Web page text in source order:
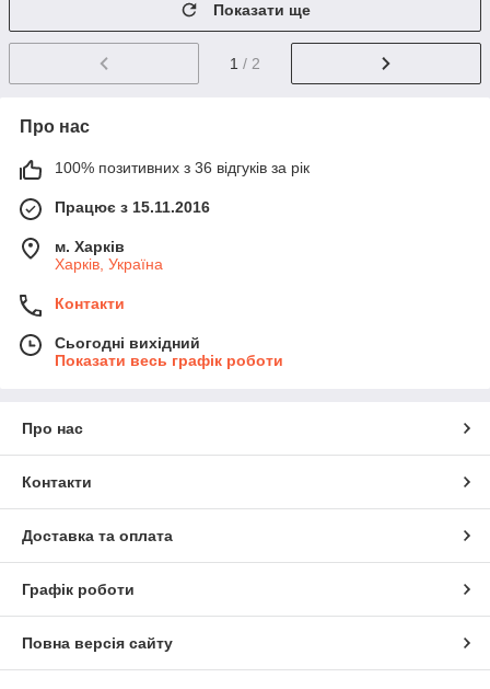
Показати ще
1 / 2
Про нас
100% позитивних з 36 відгуків за рік
Працює з 15.11.2016
м. Харків
Харків, Україна
Контакти
Сьогодні вихідний
Показати весь графік роботи
Про нас
Контакти
Доставка та оплата
Графік роботи
Повна версія сайту